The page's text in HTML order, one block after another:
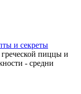
и секреты
греческой пиццы и
- средни